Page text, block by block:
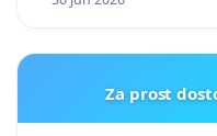
Za prost